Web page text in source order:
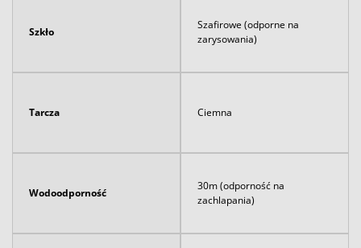
Szkło
Szafirowe (odporne na
zarysowania)
Tarcza Ciemna
Wodoodporność
30m (odporność na
zachlapania)